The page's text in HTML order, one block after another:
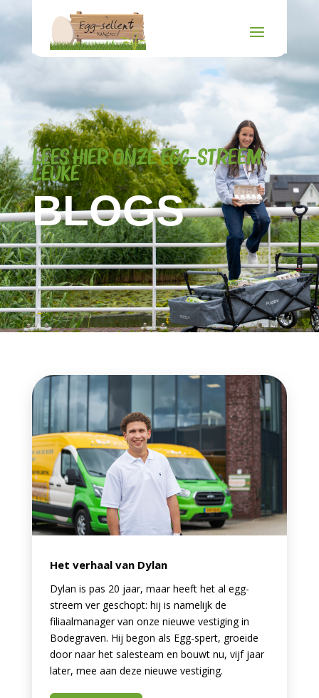
lees hier onze egg-streem
leuke
BLOGS
Het verhaal van Dylan
Dylan is pas 20 jaar, maar heeft het al egg-
streem ver geschopt: hij is namelijk de
filiaalmanager van onze nieuwe vestiging in
Bodegraven. Hij begon als Egg-spert, groeide
door naar het salesteam en bouwt nu, vijf jaar
later, mee aan deze nieuwe vestiging.